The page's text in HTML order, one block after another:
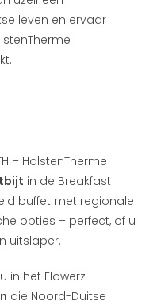
leven en ervaar
– HolstenTherme
in de Breakfast
buffet met regionale
opties – perfect, of u
uitslaper.
in het Flowerz
die Noord-Duitse